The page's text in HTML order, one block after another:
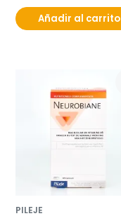
Añadir al carrito
PILEJE